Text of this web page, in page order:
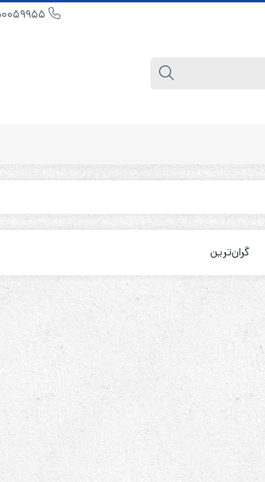
کابینت باتری 48 ولت
کابینت باتری 240 ولت
ابزارهای مدیریت یوپی‌اس
گران‌ترین